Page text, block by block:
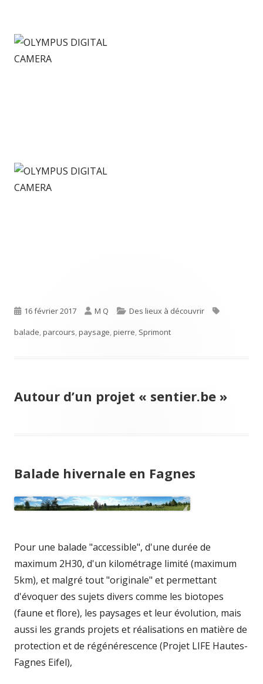
Publié
le
16 février 2017 Auteur
M Q Catégories
Des lieux à découvrir
balade,parcours,paysage,pierre, Sprimont
Autour d’un projet « sentier.be »
Balade hivernale en Fagnes
Pour une balade "accessible", d'une durée de
maximum 2H30, d'un kilométrage limité (maximum
5km), et malgré tout "originale" et permettant
d'évoquer des sujets divers comme les biotopes
(faune et flore), les paysages et leur évolution, mais
aussi les grands projets et réalisations en matière de
protection et de régénérescence (Projet LIFE Hautes-
Fagnes Eifel),